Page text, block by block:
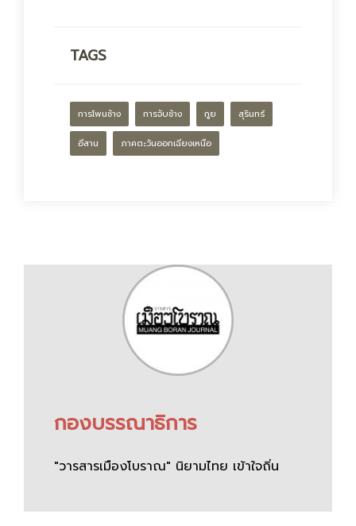
TAGS
การโพนช้าง การจับช้าง กูย สุรินทร์
อีสาน ภาคตะวันออกเฉียงเหนือ
กองบรรณาธิการ
"วารสารเมืองโบราณ" นิยามไทย เข้าใจถิ่น